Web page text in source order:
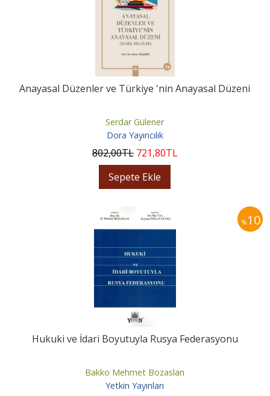
Anayasal Düzenler ve Türkiye 'nin Anayasal Düzeni
Serdar Gülener
Dora Yayıncılık
802,00TL 721,80TL
Sepete Ekle
%10
Hukuki ve İdari Boyutuyla Rusya Federasyonu
Bakko Mehmet Bozaslan
Yetkin Yayınları